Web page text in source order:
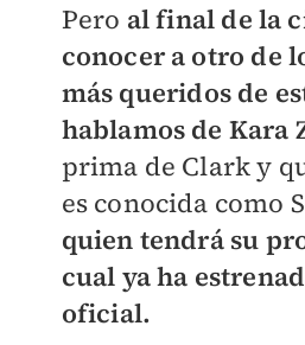
Pero al final de la
conocer a otro de
más queridos de
hablamos de Kara
prima de Clark y
es conocida como
quien tendrá su
cual ya ha
oficial.